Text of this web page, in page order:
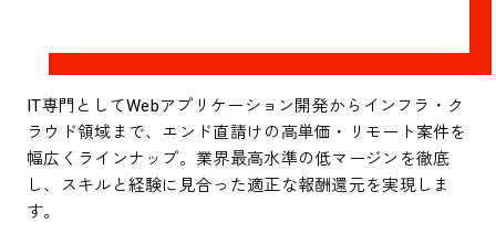
IT専門としてWebアプリケーション開発からインフラ・ク
ラウド領域まで、エンド直請けの高単価・リモート案件を
幅広くラインナップ。業界最高水準の低マージンを徹底
し、スキルと経験に見合った適正な報酬還元を実現しま
す。